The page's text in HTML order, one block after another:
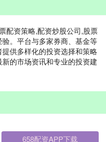
配资策略,配资炒股公司,股票
。平台与多家券商、基金等
供多样化的投资选择和策略
的市场资讯和专业的投资建
658配资APP下载